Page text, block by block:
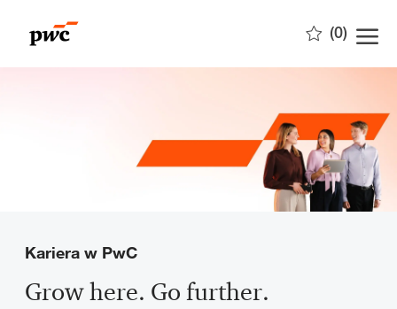
(0)
Kariera w PwC
Grow here. Go further.